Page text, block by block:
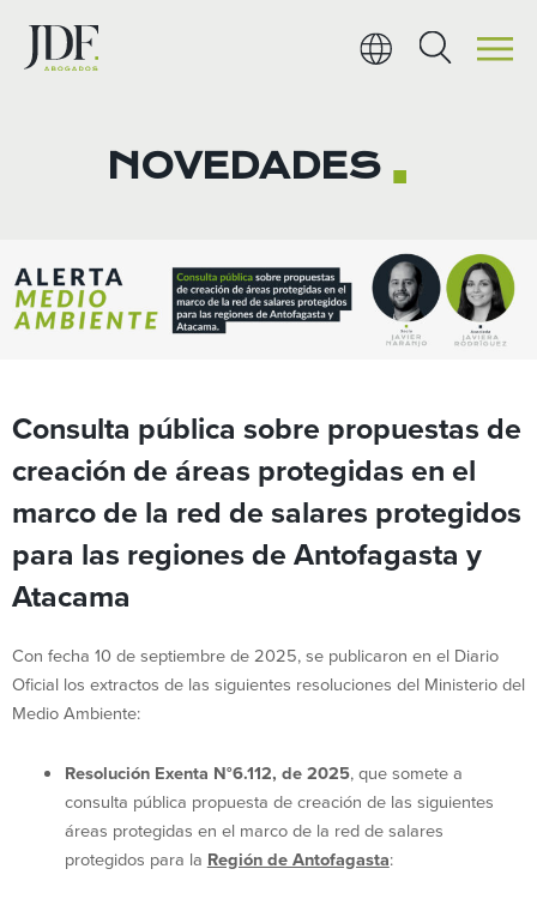
contenido
NOVEDADES ■
Consulta pública sobre propuestas de
creación de áreas protegidas en el
marco de la red de salares protegidos
para las regiones de Antofagasta y
Atacama
Con fecha 10 de septiembre de 2025, se publicaron en el Diario
Oficial los extractos de las siguientes resoluciones del Ministerio del
Medio Ambiente:
Resolución Exenta N°6.112, de 2025, que somete a
consulta pública propuesta de creación de las siguientes
áreas protegidas en el marco de la red de salares
protegidos para la Región de Antofagasta: